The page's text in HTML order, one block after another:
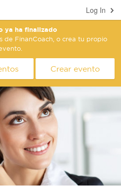
Log In
ya ha finalizado
de FinanCoach, o crea tu propio
Crear evento